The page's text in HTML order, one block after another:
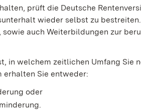
prüft die Deutsche
wieder selbst zu
auch Weiterbildungen zur
in welchem zeitlichen Umfang Sie
erhalten Sie entweder:
oder